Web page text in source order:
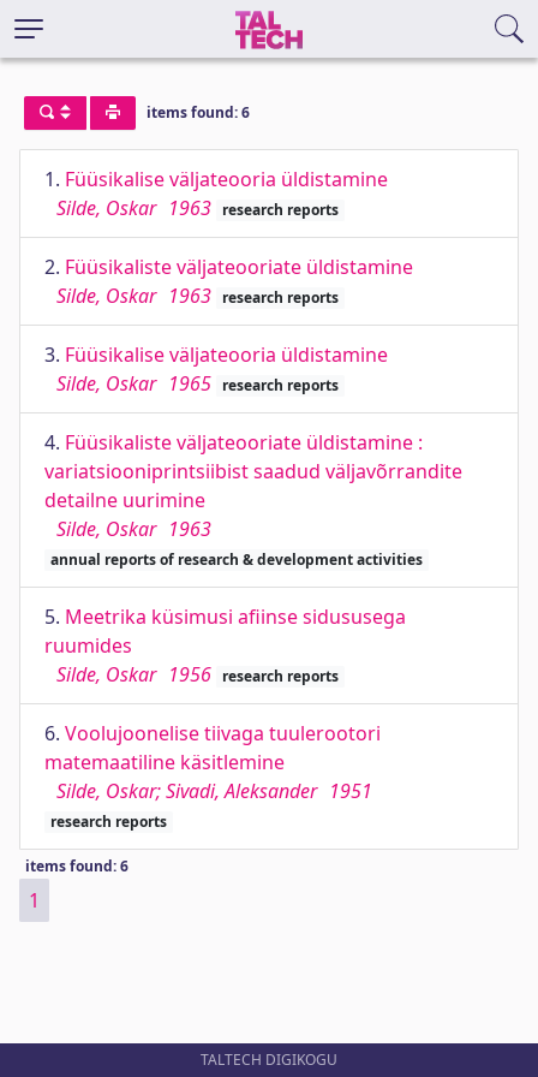
items found: 6
1. Füüsikalise väljateooria üldistamine
Silde, Oskar 1963 research reports
2. Füüsikaliste väljateooriate üldistamine
Silde, Oskar 1963 research reports
3. Füüsikalise väljateooria üldistamine
Silde, Oskar 1965 research reports
4. Füüsikaliste väljateooriate üldistamine :
variatsiooniprintsiibist saadud väljavõrrandite
detailne uurimine
Silde, Oskar 1963
annual reports of research & development activities
5. Meetrika küsimusi afiinse sidususega
ruumides
Silde, Oskar 1956 research reports
6. Voolujoonelise tiivaga tuulerootori
matemaatiline käsitlemine
Silde, Oskar; Sivadi, Aleksander 1951
research reports
items found: 6
1
TALTECH DIGIKOGU